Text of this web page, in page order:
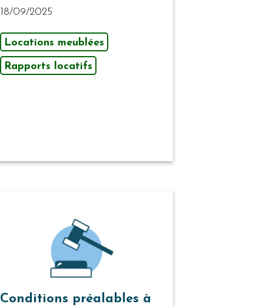
18/09/2025
Locations meublées
Rapports locatifs
Conditions préalables à